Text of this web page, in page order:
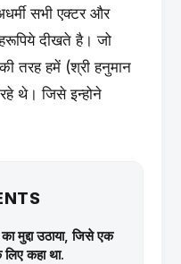
सभी एक्टर और
दीखते है। जो
तरह हमें (श्री हनुमान
थे। जिसे इन्होने
मुद्दा उठाया, जिसे एक
लिए कहा था.